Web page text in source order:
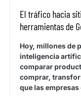
El tráfico hacia
herramientas de
Hoy, millones de
inteligencia
comparar
comprar,
que las